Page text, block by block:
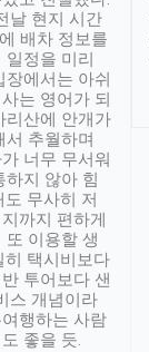
날 현지 시간
배차 정보를
정을 미리
에서는 아쉬
는 영어가 되
리산에 안개가
서 추월하며
너무 무서워
하지 않아 힘
무사히 저
까지 편하게
또 이용할 생
히 택시비보다
투어보다 샌
스 개념이라
행하는 사람
좋을 듯.